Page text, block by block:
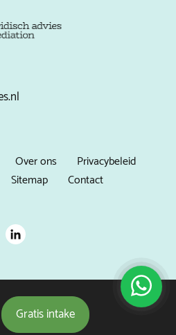
Gratisintake
Over ons
Privacybeleid
Sitemap Contact